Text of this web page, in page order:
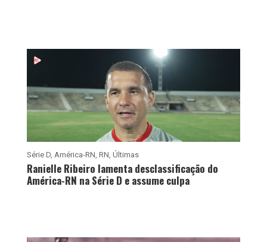
Série D, América-RN RN Últimas
Ranielle Ribeiro lamenta desclassificação do
América-RN na Série D e assume culpa